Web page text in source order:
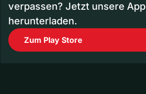
verpassen? Jetzt unsere App
herunterladen.
Zum Play Store